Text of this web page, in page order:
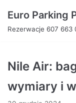
Skocz
Euro Parking
Rezerwacje 607 663
Nile Air:
wymiary i